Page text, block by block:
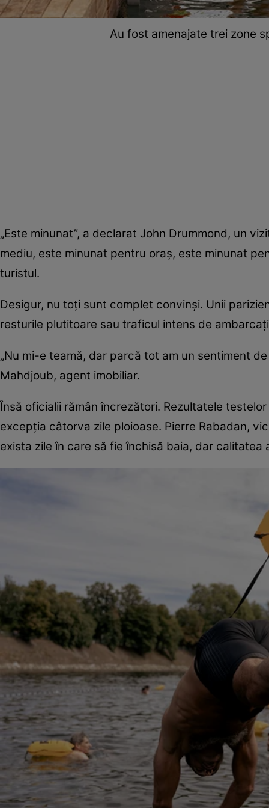
Au fost amenajate trei zone
„Este minunat”, a declarat John Drummond, un
mediu, este minunat pentru oraş, este minunat
turistul.
Desigur, nu toţi sunt complet convinşi. Unii
resturile plutitoare sau traficul intens de
„Nu mi-e teamă, dar parcă tot am un sentiment
Mahdjoub, agent imobiliar.
Însă oficialii rămân încrezători. Rezultatele
excepţia câtorva zile ploioase. Pierre Rabadan,
exista zile în care să fie închisă baia, dar